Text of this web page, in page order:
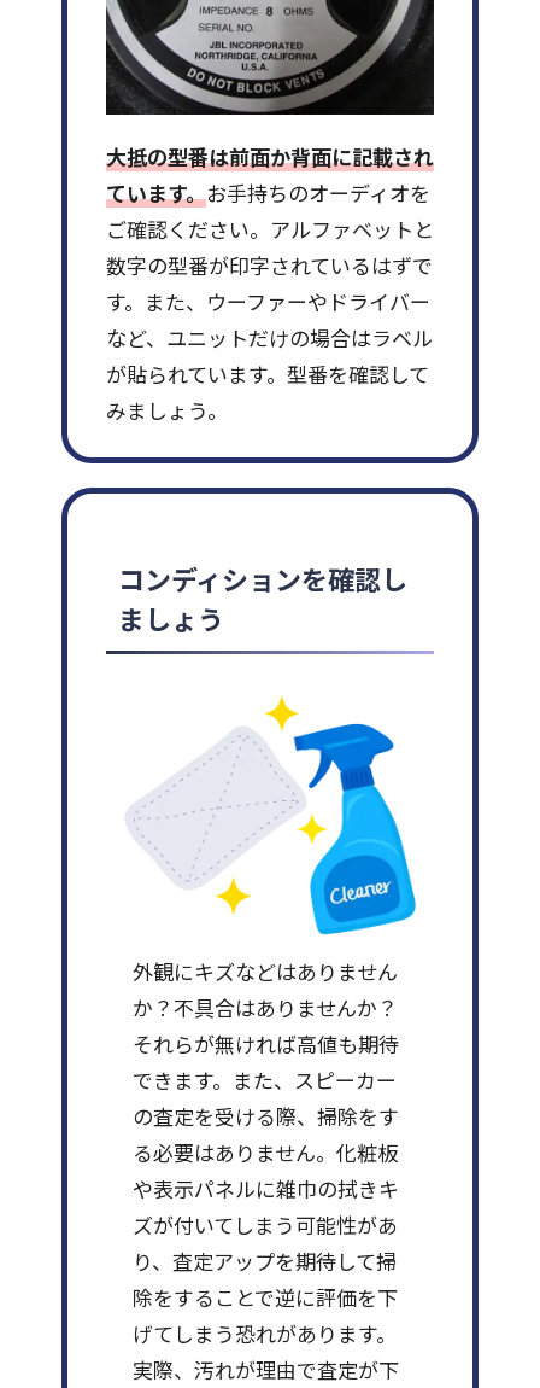
大抵の型番は前面か背面に記載され
ています。お手持ちのオーディオを
ご確認ください。アルファベットと
数字の型番が印字されているはずで
す。また、ウーファーやドライバー
など、ユニットだけの場合はラベル
が貼られています。型番を確認して
みましょう。
コンディションを確認し
ましょう
外観にキズなどはありません
か？不具合はありませんか？
それらが無ければ高値も期待
できます。また、スピーカー
の査定を受ける際、掃除をす
る必要はありません。化粧板
や表示パネルに雑巾の拭きキ
ズが付いてしまう可能性があ
り、査定アップを期待して掃
除をすることで逆に評価を下
げてしまう恐れがあります。
実際、汚れが理由で査定が下